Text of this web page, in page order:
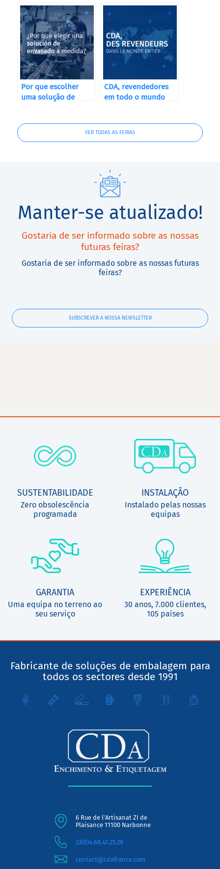
Destilerías, Bodegas
y Cervecerías
etiquetagem
correcta?
Por que escolher
uma solução de
CDA, revendedores
em todo o mundo
VER TODAS AS FEIRAS
Manter-se atualizado!
Gostaria de ser informado sobre as nossas
futuras feiras?
Gostaria de ser informado sobre as nossas futuras
feiras?
SUBSCREVER A NOSSA NEWSLETTER
SUSTENTABILIDADE
Zero obsolescência
programada
INSTALAÇÃO
Instalado pelas nossas
equipas
GARANTIA
Uma equipa no terreno ao
seu serviço
EXPERIÊNCIA
30 anos, 7.000 clientes,
105 países
Fabricante de soluções de embalagem para
todos os sectores desde 1991
6 Rue de l'Artisanat ZI de
Plaisance 11100 Narbonne
33(0)4.68.41.25.29
contact@cdafrance.com